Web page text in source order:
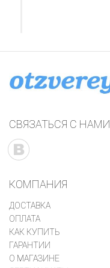
СВЯЗАТЬСЯ С НАМИ
КОМПАНИЯ
ДОСТАВКА
ОПЛАТА
КАК КУПИТЬ
ГАРАНТИИ
О МАГАЗИНЕ